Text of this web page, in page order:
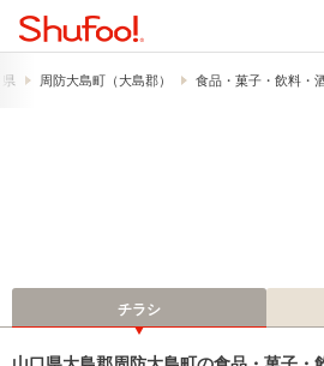
周防大島町（大島郡） 食品・菓子・飲料・
チラシ